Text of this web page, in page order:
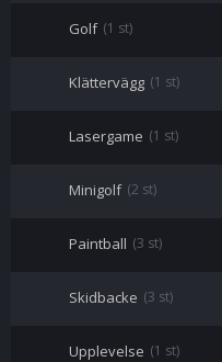
Golf (1 st)
Klättervägg (1 st)
Lasergame (1 st)
Minigolf (2 st)
Paintball (3 st)
Skidbacke (3 st)
Upplevelse (1 st)